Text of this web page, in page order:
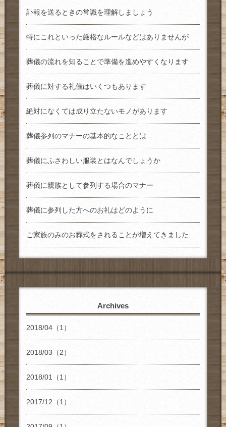
訃報を送るときの常識を理解しましょう
特にこれといった厳格なルールなどはありませんが
葬儀の流れを知ることで準備を進めやすくなります
葬儀に対する礼儀はいくつもあります
絶対になくては成り立たないモノがあります
葬儀参列のマナーの基本的なこととは
葬儀にふさわしい服装とはなんでしょうか
葬儀に親族として参列する場合のマナー
葬儀に参列した方へのお礼はどのように
ご家族のみのお葬式をされることが増えてきました
Archives
2018/04（1）
2018/03（2）
2018/01（1）
2017/12（1）